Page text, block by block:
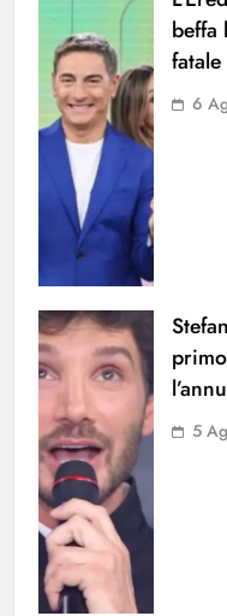
beffa
fatale
6
5